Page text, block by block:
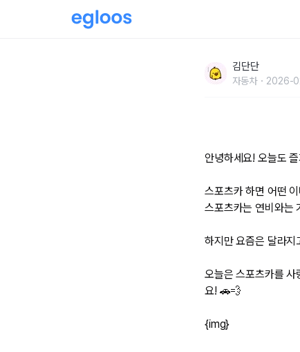
김단단
자동차 2026-
안녕하세요! 오늘도
스포츠카 하면 어떤
스포츠카는 연비와는
하지만 요즘은 달라
오늘은 스포츠카를
요! 🚗💨
{img}